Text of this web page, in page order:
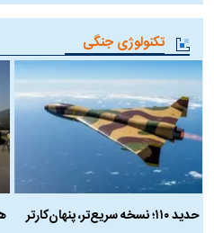
تکنولوژی جنگی
حدید ۱۱۰؛ نسخه سریع‌تر، پنهان‌کارتر